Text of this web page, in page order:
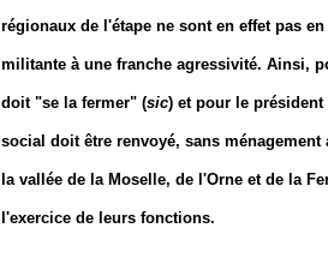
régionaux de l'étape ne sont en effet pas
militante à une franche agressivité. Ainsi,
doit "se la fermer" (sic) et pour le
social doit être renvoyé, sans
la vallée de la Moselle, de l'Orne et de la
l'exercice de leurs fonctions.